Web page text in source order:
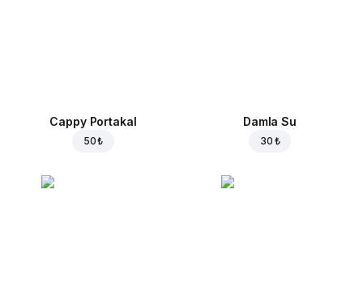
Cappy Portakal
50 ₺
Damla Su
30 ₺